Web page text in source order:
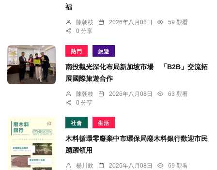
福
陳朝枝 2026年八月08日
59 觀看
0 分享
熱門 旅遊
南投觀光深化布局新加坡市場 「B2B」交流拓
展國際旅遊合作
陳朝枝 2026年八月08日
63 觀看
0 分享
社會 生活
木料循環零廢棄中市環保局廢木料銀行歡迎市民
踴躍領用
楊川欽 2026年八月08日
69 觀看